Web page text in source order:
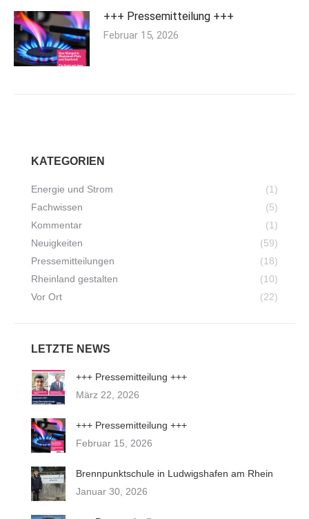
+++ Pressemitteilung +++
Februar 15, 2026
KATEGORIEN
Energie und Strom
(1)
Fachwissen
(5)
Kommentar
(1)
Neuigkeiten
(59)
Pressemitteilungen
(18)
Rheinland gestalten
(10)
Vor Ort
(22)
LETZTE NEWS
+++ Pressemitteilung +++
März 22, 2026
+++ Pressemitteilung +++
Februar 15, 2026
Brennpunktschule in Ludwigshafen am Rhein
Januar 30, 2026